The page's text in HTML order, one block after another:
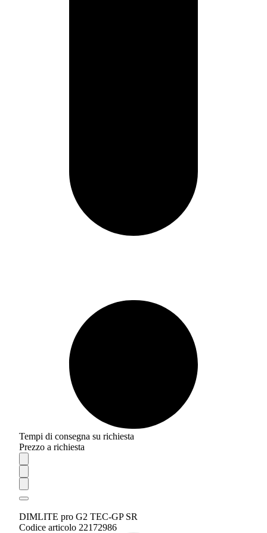
Tempi di consegna su richiesta
Prezzo a richiesta
DIMLITE pro G2 TEC-GP SR
Codice articolo 22172986